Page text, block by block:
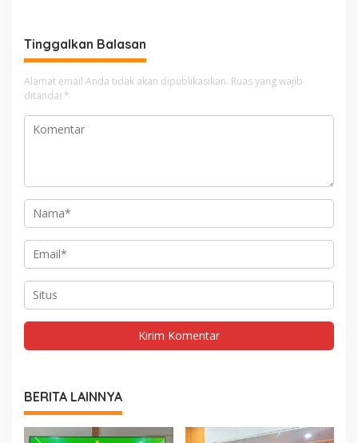
Tinggalkan Balasan
Alamat email Anda tidak akan dipublikasikan. Ruas yang wajib
ditandai *
BERITA LAINNYA